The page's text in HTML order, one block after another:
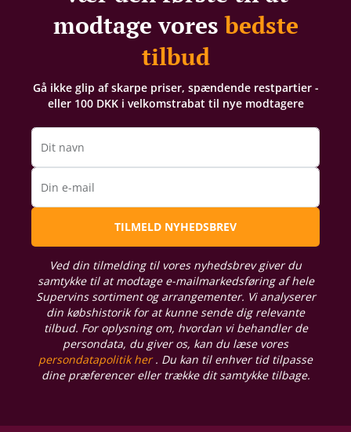
modtage voresbedste
tilbud
Gå ikke glip af skarpe priser, spændende restpartier -
eller 100 DKK i velkomstrabat til nye modtagere
Dit navn
Din e-mail
TILMELD NYHEDSBREV
Ved din tilmelding til vores nyhedsbrev giver du
samtykke til at modtage e-mailmarkedsføring af hele
Supervins sortiment og arrangementer. Vi analyserer
din købshistorik for at kunne sende dig relevante
tilbud. For oplysning om, hvordan vi behandler de
persondata, du giver os, kan du læse vores
persondatapolitik her. Du kan til enhver tid tilpasse
dine præferencer eller trække dit samtykke tilbage.